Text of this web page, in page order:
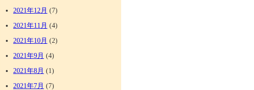
2021年12月 (7)
2021年11月 (4)
2021年10月 (2)
2021年9月 (4)
2021年8月 (1)
2021年7月 (7)